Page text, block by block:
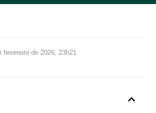
fevereiro de 2026, 23h21